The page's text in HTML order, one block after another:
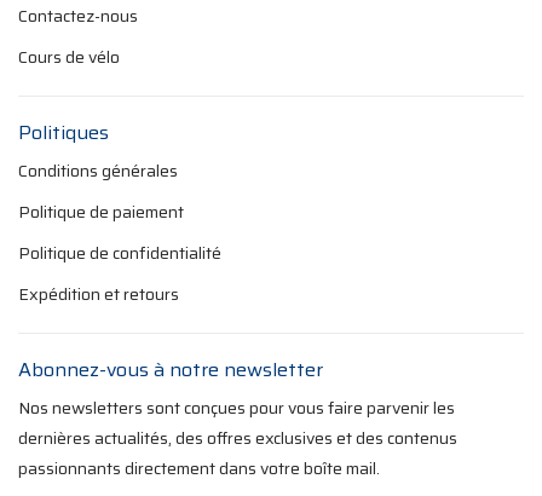
Contactez-nous
Cours de vélo
Politiques
Conditions générales
Politique de paiement
Politique de confidentialité
Expédition et retours
Abonnez-vous à notre newsletter
Nos newsletters sont conçues pour vous faire parvenir les
dernières actualités, des offres exclusives et des contenus
passionnants directement dans votre boîte mail.